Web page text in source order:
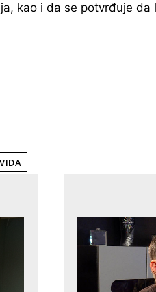
kao i da se potvrđuje